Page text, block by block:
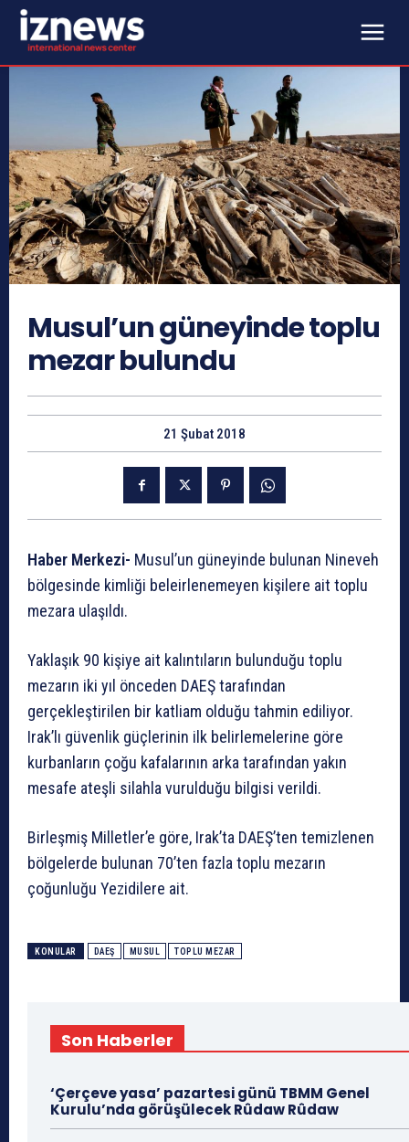
Musul’un güneyinde toplu
mezar bulundu
21 Şubat 2018
Haber Merkezi- Musul’un güneyinde bulunan Nineveh
bölgesinde kimliği beleirlenemeyen kişilere ait toplu
mezara ulaşıldı.
Yaklaşık 90 kişiye ait kalıntıların bulunduğu toplu
mezarın iki yıl önceden DAEŞ tarafından
gerçekleştirilen bir katliam olduğu tahmin ediliyor.
Irak’lı güvenlik güçlerinin ilk belirlemelerine göre
kurbanların çoğu kafalarının arka tarafından yakın
mesafe ateşli silahla vurulduğu bilgisi verildi.
Birleşmiş Milletler’e göre, Irak’ta DAEŞ’ten temizlenen
bölgelerde bulunan 70’ten fazla toplu mezarın
çoğunluğu Yezidilere ait.
KONULAR DAEŞ MUSUL TOPLU MEZAR
Son Haberler
‘Çerçeve yasa’ pazartesi günü TBMM Genel
Kurulu’nda görüşülecek Rûdaw Rûdaw